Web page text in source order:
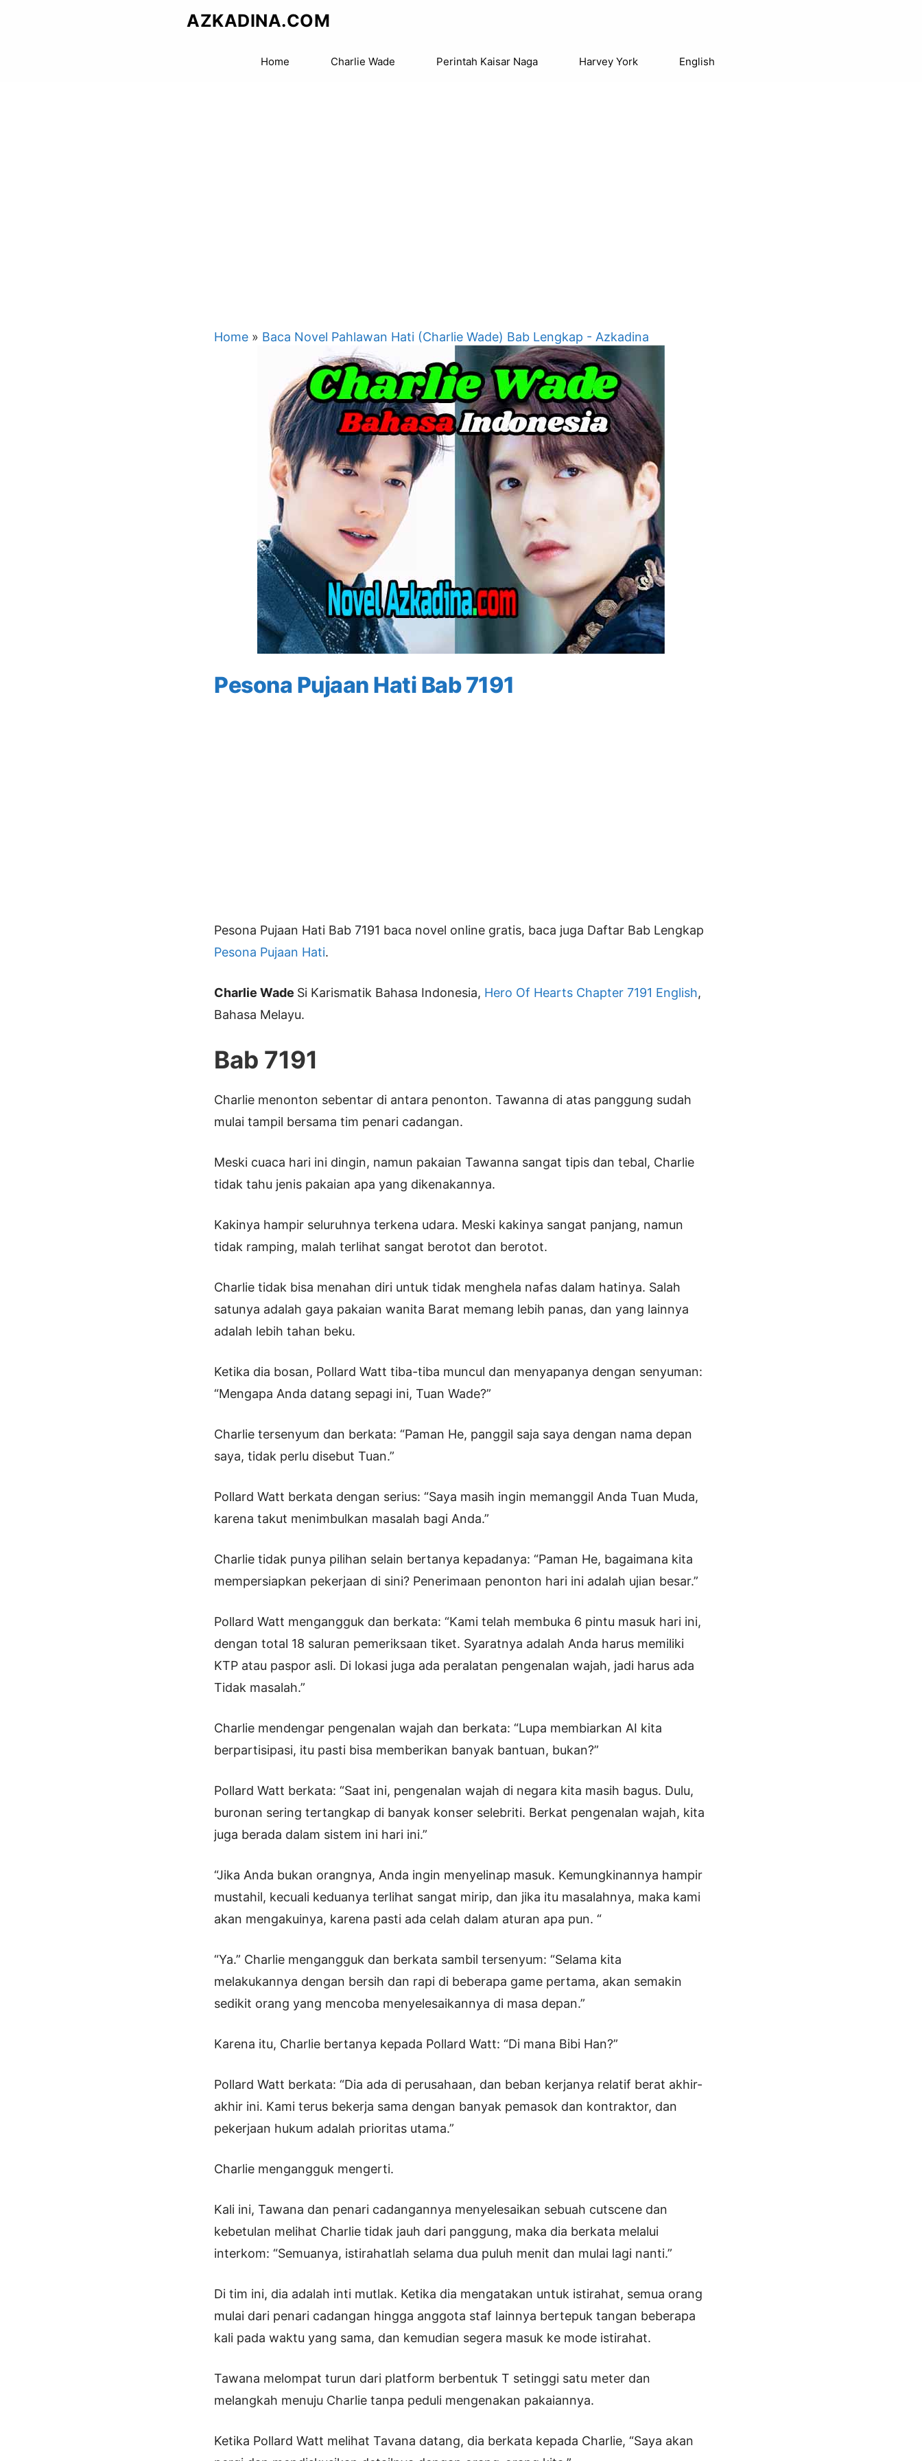
AZKADINA.COM
Home Charlie Wade Perintah Kaisar Naga Harvey York English
Home » Baca Novel Pahlawan Hati (Charlie Wade) Bab Lengkap - Azkadina
Pesona Pujaan Hati Bab 7191
Pesona Pujaan Hati Bab 7191 baca novel online gratis, baca juga Daftar Bab Lengkap
Pesona Pujaan Hati.
Charlie Wade Si Karismatik Bahasa Indonesia, Hero Of Hearts Chapter 7191 English,
Bahasa Melayu.
Bab 7191
Charlie menonton sebentar di antara penonton. Tawanna di atas panggung sudah
mulai tampil bersama tim penari cadangan.
Meski cuaca hari ini dingin, namun pakaian Tawanna sangat tipis dan tebal, Charlie
tidak tahu jenis pakaian apa yang dikenakannya.
Kakinya hampir seluruhnya terkena udara. Meski kakinya sangat panjang, namun
tidak ramping, malah terlihat sangat berotot dan berotot.
Charlie tidak bisa menahan diri untuk tidak menghela nafas dalam hatinya. Salah
satunya adalah gaya pakaian wanita Barat memang lebih panas, dan yang lainnya
adalah lebih tahan beku.
Ketika dia bosan, Pollard Watt tiba-tiba muncul dan menyapanya dengan senyuman:
“Mengapa Anda datang sepagi ini, Tuan Wade?”
Charlie tersenyum dan berkata: “Paman He, panggil saja saya dengan nama depan
saya, tidak perlu disebut Tuan.”
Pollard Watt berkata dengan serius: “Saya masih ingin memanggil Anda Tuan Muda,
karena takut menimbulkan masalah bagi Anda.”
Charlie tidak punya pilihan selain bertanya kepadanya: “Paman He, bagaimana kita
mempersiapkan pekerjaan di sini? Penerimaan penonton hari ini adalah ujian besar.”
Pollard Watt mengangguk dan berkata: “Kami telah membuka 6 pintu masuk hari ini,
dengan total 18 saluran pemeriksaan tiket. Syaratnya adalah Anda harus memiliki
KTP atau paspor asli. Di lokasi juga ada peralatan pengenalan wajah, jadi harus ada
Tidak masalah.”
Charlie mendengar pengenalan wajah dan berkata: “Lupa membiarkan AI kita
berpartisipasi, itu pasti bisa memberikan banyak bantuan, bukan?”
Pollard Watt berkata: “Saat ini, pengenalan wajah di negara kita masih bagus. Dulu,
buronan sering tertangkap di banyak konser selebriti. Berkat pengenalan wajah, kita
juga berada dalam sistem ini hari ini.”
“Jika Anda bukan orangnya, Anda ingin menyelinap masuk. Kemungkinannya hampir
mustahil, kecuali keduanya terlihat sangat mirip, dan jika itu masalahnya, maka kami
akan mengakuinya, karena pasti ada celah dalam aturan apa pun. “
“Ya.” Charlie mengangguk dan berkata sambil tersenyum: “Selama kita
melakukannya dengan bersih dan rapi di beberapa game pertama, akan semakin
sedikit orang yang mencoba menyelesaikannya di masa depan.”
Karena itu, Charlie bertanya kepada Pollard Watt: “Di mana Bibi Han?”
Pollard Watt berkata: “Dia ada di perusahaan, dan beban kerjanya relatif berat akhir-
akhir ini. Kami terus bekerja sama dengan banyak pemasok dan kontraktor, dan
pekerjaan hukum adalah prioritas utama.”
Charlie mengangguk mengerti.
Kali ini, Tawana dan penari cadangannya menyelesaikan sebuah cutscene dan
kebetulan melihat Charlie tidak jauh dari panggung, maka dia berkata melalui
interkom: “Semuanya, istirahatlah selama dua puluh menit dan mulai lagi nanti.”
Di tim ini, dia adalah inti mutlak. Ketika dia mengatakan untuk istirahat, semua orang
mulai dari penari cadangan hingga anggota staf lainnya bertepuk tangan beberapa
kali pada waktu yang sama, dan kemudian segera masuk ke mode istirahat.
Tawana melompat turun dari platform berbentuk T setinggi satu meter dan
melangkah menuju Charlie tanpa peduli mengenakan pakaiannya.
Ketika Pollard Watt melihat Tavana datang, dia berkata kepada Charlie, “Saya akan